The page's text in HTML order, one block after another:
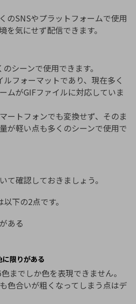
のSNSやプラットフォームで使用
を気にせず配信できます。
シーンで使用できます。
フォーマットであり、現在多く
ムがGIFファイルに対応していま
ートフォンでも変換せず、そのま
が軽い点も多くのシーンで使用で
て確認しておきましょう。
下の2点です。
ある
限りがある
までしか色を表現できません。
色合いが粗くなってしまう点はデ